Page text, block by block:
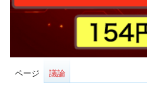
ページ 議論